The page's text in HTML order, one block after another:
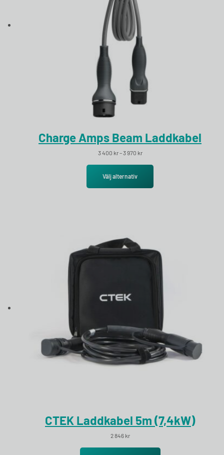
Charge Amps Beam Laddkabel
3 400 kr–3 970 krPrisintervall: 3 400 kr till 3 970 kr
Välj alternativ
CTEK Laddkabel 5m (7,4kW)
2 846 kr